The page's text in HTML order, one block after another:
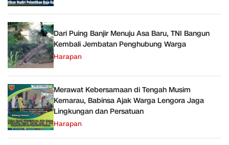
Dari Puing Banjir Menuju Asa Baru, TNI Bangun
Kembali Jembatan Penghubung Warga
Harapan
Merawat Kebersamaan di Tengah Musim
Kemarau, Babinsa Ajak Warga Lengora Jaga
Lingkungan dan Persatuan
Harapan